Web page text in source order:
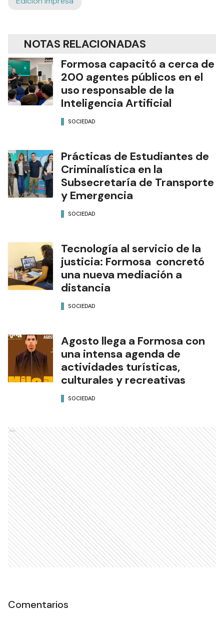
NOTAS RELACIONADAS
Formosa capacitó a cerca de
200 agentes públicos en el
uso responsable de la
Inteligencia Artificial
SOCIEDAD
Prácticas de Estudiantes de
Criminalística en la
Subsecretaría de Transporte
y Emergencia
SOCIEDAD
Tecnología al servicio de la
justicia: Formosa concretó
una nueva mediación a
distancia
SOCIEDAD
Agosto llega a Formosa con
una intensa agenda de
actividades turísticas,
culturales y recreativas
SOCIEDAD
Ads
Comentarios